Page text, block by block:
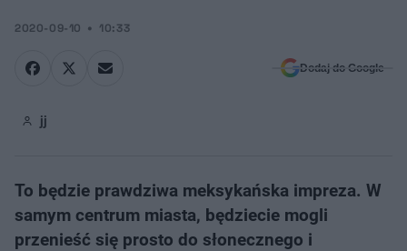
2020-09-10 10:33
Dodaj do Google
jj
To będzie prawdziwa meksykańska impreza. W
samym centrum miasta, będziecie mogli
przenieść się prosto do słonecznego i